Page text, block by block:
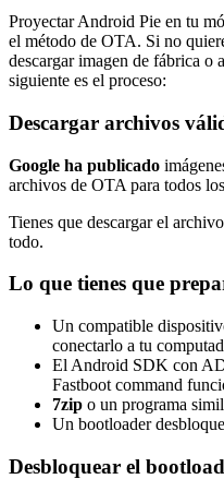
Proyectar Android Pie en tu
el método de OTA. Si no
descargar imagen de fábrica
siguiente es el proceso:
Descargar archivos
Google ha publicado
archivos de OTA para todos
Tienes que descargar el
todo.
Lo que tienes que
Un compatible
conectarlo a tu
El Android SDK con
Fastboot command
7zip o un programa
Un bootloader
Desbloquear el